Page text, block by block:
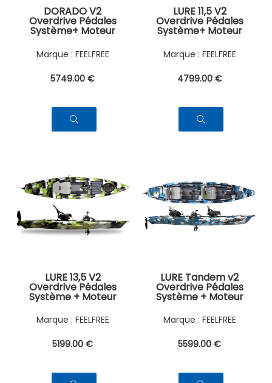
DORADO V2
Overdrive Pédales
Système+ Moteur
FEELFREE
5749.00 €
LURE 11,5 V2
Overdrive Pédales
Système+ Moteur
FEELFREE
4799.00 €
LURE 13,5 V2
Overdrive Pédales
Système + Moteur
FEELFREE
5199.00 €
LURE Tandem v2
Overdrive Pédales
Système + Moteur
FEELFREE
5599.00 €